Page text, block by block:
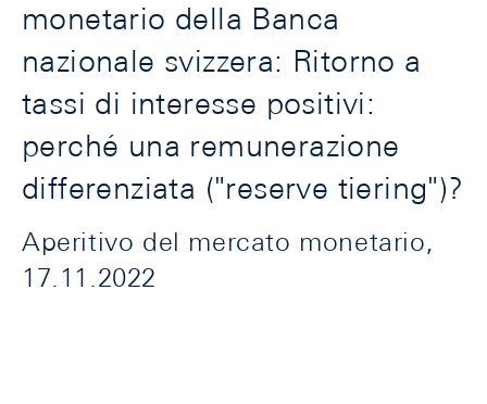
monetario della Banca
nazionale svizzera: Ritorno a
tassi di interesse positivi:
perché una remunerazione
differenziata ("reserve tiering")?
Aperitivo del mercato monetario,
17.11.2022